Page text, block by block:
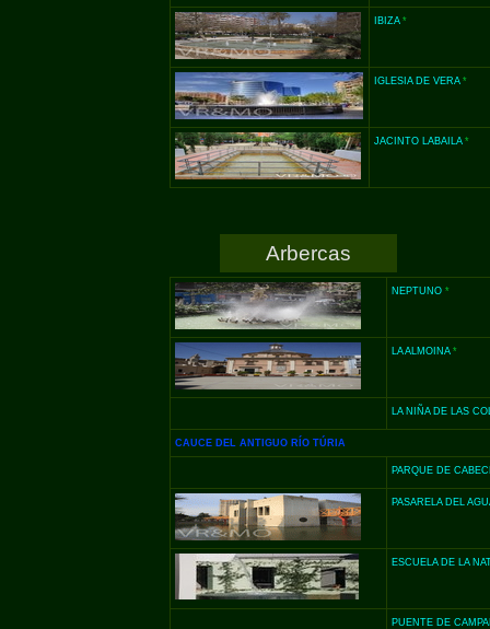
IBIZA *
IGLESIA DE VERA *
JACINTO LABAILA *
Arbercas
NEPTUNO *
LA ALMOINA *
LA NIÑA DE LAS
CAUCE DEL ANTIGUO RÍO TÚRIA
PARQUE DE
PASARELA DEL
ESCUELA DE LA
PUENTE DE